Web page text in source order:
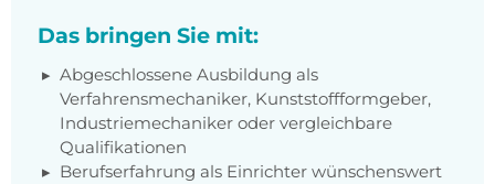
Das bringen Sie mit:
Abgeschlossene Ausbildung als
Verfahrensmechaniker, Kunststoffformgeber,
Industriemechaniker oder vergleichbare
Qualifikationen
Berufserfahrung als Einrichter wünschenswert